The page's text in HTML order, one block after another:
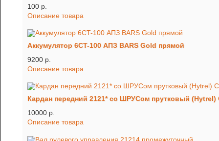
100 p.
Описание товара
Аккумулятор 6CT-100 АПЗ BARS Gold прямой
9200 p.
Описание товара
Кардан передний 2121* со ШРУСом прутковый
10000 p.
Описание товара